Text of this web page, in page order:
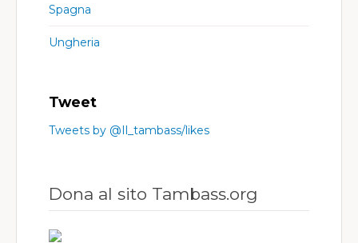
Spagna
Ungheria
Tweet
Tweets by @Il_tambass/likes
Dona al sito Tambass.org